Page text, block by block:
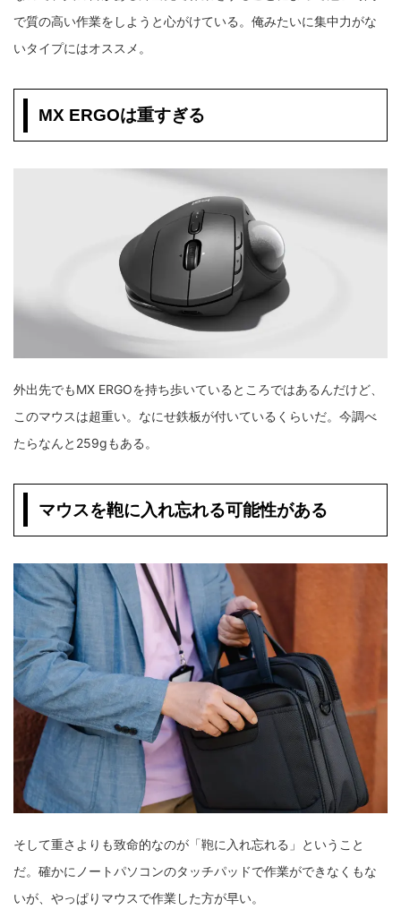
で質の高い作業をしようと心がけている。俺みたいに集中力がな
いタイプにはオススメ。
MX ERGOは重すぎる
外出先でもMX ERGOを持ち歩いているところではあるんだけど、
このマウスは超重い。なにせ鉄板が付いているくらいだ。今調べ
たらなんと259gもある。
マウスを鞄に入れ忘れる可能性がある
そして重さよりも致命的なのが「鞄に入れ忘れる」ということ
だ。確かにノートパソコンのタッチパッドで作業ができなくもな
いが、やっぱりマウスで作業した方が早い。